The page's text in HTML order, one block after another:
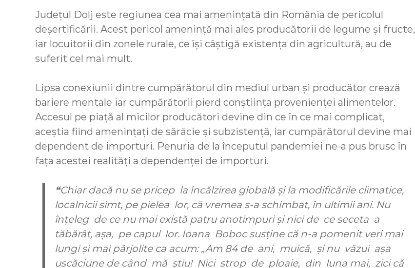
Județul Dolj este regiunea cea mai amenințată din România de pericolul
deșertificării. Acest pericol amenință mai ales producătorii de legume și fructe,
iar locuitorii din zonele rurale, ce își câștigă existența din agricultură, au de
suferit cel mai mult.
Lipsa conexiunii dintre cumpărătorul din mediul urban și producător crează
bariere mentale iar cumpărătorii pierd conștiința provenienței alimentelor.
Accesul pe piață al micilor producători devine din ce în ce mai complicat,
aceștia fiind amenințați de sărăcie și subzistență, iar cumpărătorul devine mai
dependent de importuri. Penuria de la începutul pandemiei ne-a pus brusc în
fața acestei realități a dependenței de importuri.
❝Chiar dacă nu se pricep la încălzirea globală și la modificările climatice,
localnicii simt, pe pielea lor, că vremea s-a schimbat, în ultimii ani. Nu
înţeleg de ce nu mai există patru anotimpuri și nici de ce seceta a
tăbărât, așa, pe capul lor. Ioana Boboc susţine că n-a pomenit veri mai
lungi și mai pârjolite ca acum: „Am 84 de ani, muică, și nu văzui așa
uscăciune de când mă știu! Nici strop de ploaie, din luna mai, zici că